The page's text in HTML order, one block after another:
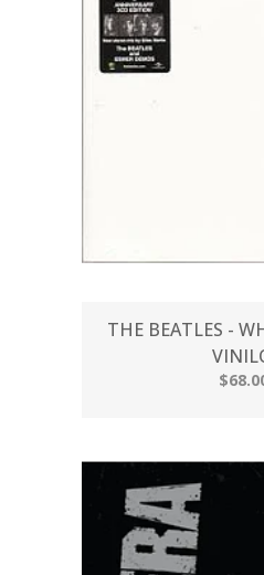
THE BEATLES -